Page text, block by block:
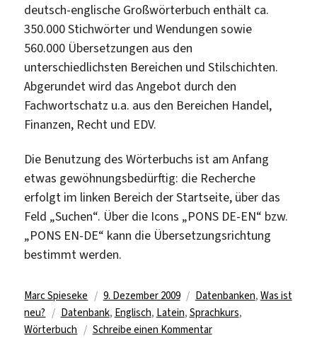
deutsch-englische Großwörterbuch enthält ca.
350.000 Stichwörter und Wendungen sowie
560.000 Übersetzungen aus den
unterschiedlichsten Bereichen und Stilschichten.
Abgerundet wird das Angebot durch den
Fachwortschatz u.a. aus den Bereichen Handel,
Finanzen, Recht und EDV.
Die Benutzung des Wörterbuchs ist am Anfang
etwas gewöhnungsbedürftig: die Recherche
erfolgt im linken Bereich der Startseite, über das
Feld „Suchen“. Über die Icons „PONS DE-EN“ bzw.
„PONS EN-DE“ kann die Übersetzungsrichtung
bestimmt werden.
Autor
Marc Spieseke
Veröffentlicht
am
9. Dezember 2009 Kategorien
Datenbanken, Was ist
neu?
Schlagwörter
Datenbank, Englisch, Latein, Sprachkurs,
Wörterbuch
Schreibe einen Kommentarzu